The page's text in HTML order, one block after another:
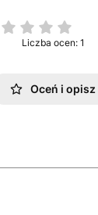
Liczba ocen: 1
Oceń i opisz